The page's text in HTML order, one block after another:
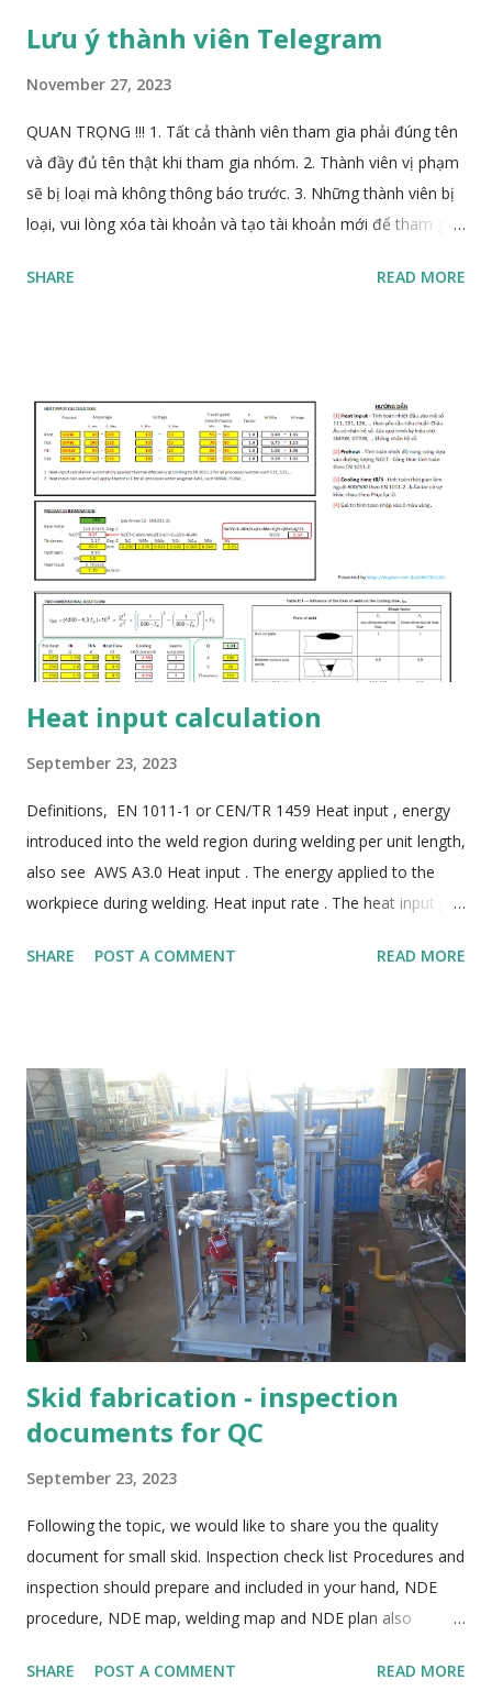
Lưu ý thành viên Telegram
November 27, 2023
QUAN TRỌNG !!! 1. Tất cả thành viên tham gia phải đúng tên
và đầy đủ tên thật khi tham gia nhóm. 2. Thành viên vị phạm
sẽ bị loại mà không thông báo trước. 3. Những thành viên bị
loại, vui lòng xóa tài khoản và tạo tài khoản mới để tham gia
Link tham gia: https://t.me/+dUB42hQsIn5iMGFl . Thân Biên
SHARE READ MORE
Heat input calculation
September 23, 2023
Definitions, EN 1011-1 or CEN/TR 1459 Heat input , energy
introduced into the weld region during welding per unit length,
also see AWS A3.0 Heat input . The energy applied to the
workpiece during welding. Heat input rate . The heat input per
viewed as a main influencing factor on the properties of
factor k are in accordance with Table 1 of EN 1011-1 : 2009.
ASME IX 2017 What is the difference between arc energy and
heat input? Arc energy is the energy supplied by the welding
arc to the workpiece before the efficiency of the process is
considered. BS EN ISO 15614-1 : 2017 Welding qualification
for all positions, see Section 8.4.2 and topic , Welding position
requirement in BS EN ISO 15614-1. Heat input determination
and...
SHARE POST A COMMENT READ MORE
Skid fabrication - inspection
documents for QC
September 23, 2023
Following the topic, we would like to share you the quality
document for small skid. Inspection check list Procedures and
inspection should prepare and included in your hand, NDE
procedure, NDE map, welding map and NDE plan also
control, type of inspection report, below is sample list of
SHARE POST A COMMENT READ MORE